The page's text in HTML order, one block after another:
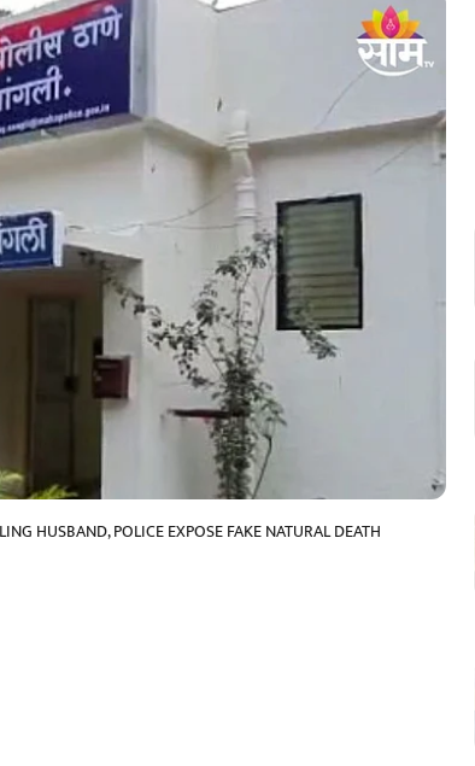
HUSBAND, POLICE EXPOSE FAKE NATURAL DEATH